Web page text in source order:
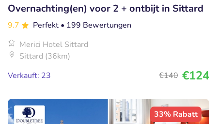
Overnachting(en) voor 2 + ontbijt in Sittard
9.7 Perfekt • 199 Bewertungen
Merici Hotel Sittard
Sittard (36km)
Verkauft: 23
€140 €124
33% Rabatt